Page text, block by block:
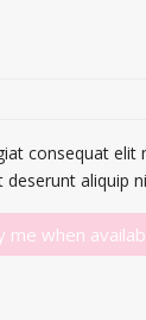
consequat elit
aliquip
me when